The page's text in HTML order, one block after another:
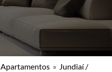
Apartamentos » Jundiaí /